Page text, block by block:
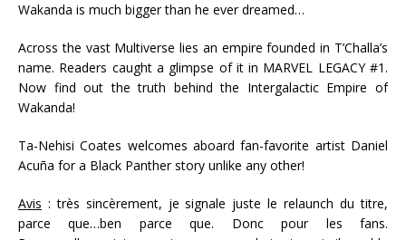
Wakanda is much bigger than he ever dreamed…
Across the vast Multiverse lies an empire founded in T’Challa’s
name. Readers caught a glimpse of it in MARVEL LEGACY #1.
Now find out the truth behind the Intergalactic Empire of
Wakanda!
Ta-Nehisi Coates welcomes aboard fan-favorite artist Daniel
Acuña for a Black Panther story unlike any other!
Avis : très sincèrement, je signale juste le relaunch du titre,
parce que…ben parce que. Donc pour les fans.